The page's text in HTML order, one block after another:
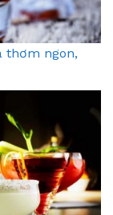
thơm ngon,